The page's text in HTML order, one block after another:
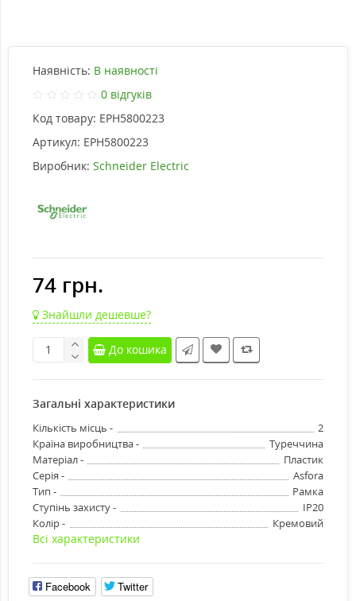
Наявність: В наявності
0 відгуків
Код товару: EPH5800223
Артикул: EPH5800223
Виробник: Schneider Electric
74 грн.
Знайшли дешевше?
До кошика
Загальні характеристики
Кількість місць -
2
Країна виробництва -
Туреччина
Матеріал -
Пластик
Серія -
Asfora
Тип -
Рамка
Ступінь захисту -
IP20
Колір -
Кремовий
Всі характеристики
Facebook Twitter